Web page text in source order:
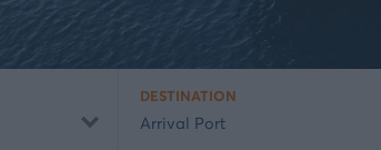
DESTINATION
Arrival Port